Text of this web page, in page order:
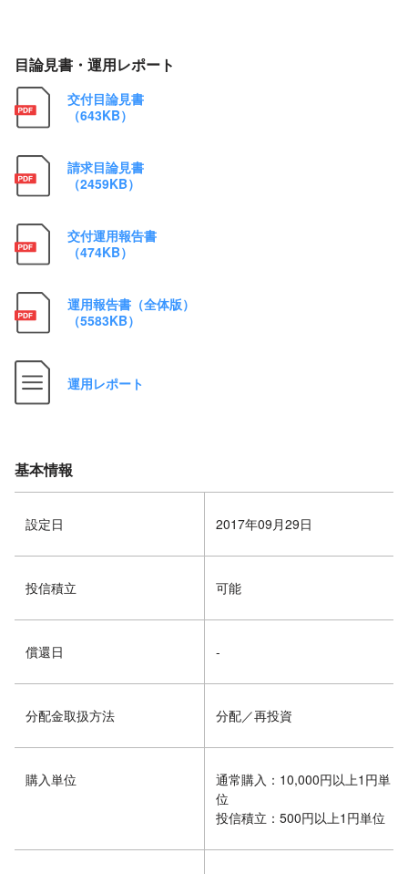
目論見書・運用レポート
交付目論見書
（643KB）
請求目論見書
（2459KB）
交付運用報告書
（474KB）
運用報告書（全体版）
（5583KB）
運用レポート
基本情報
設定日 2017年09月29日
投信積立 可能
償還日 -
分配金取扱方法 分配／再投資
購入単位
通常購入：10,000円以上1円単
位
投信積立：500円以上1円単位